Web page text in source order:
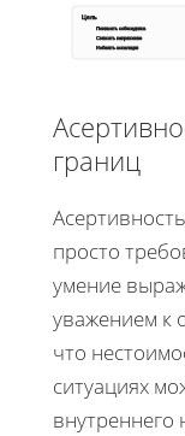
Цель
Понимать собеседника
Снижать напряжение
Избегать эскалации
границ
просто
умение
уважением к
что
ситуациях